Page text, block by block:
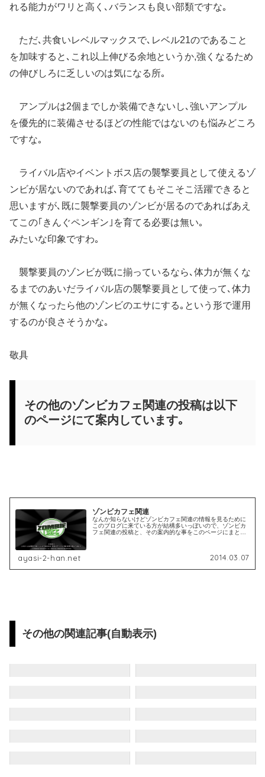
れる能力がワリと高く､バランスも良い部類ですな｡
ただ､共食いレベルマックスで､レベル21のであること
を加味すると､これ以上伸びる余地というか,強くなるため
の伸びしろに乏しいのは気になる所｡
アンプルは2個までしか装備できないし､強いアンプル
を優先的に装備させるほどの性能ではないのも悩みどころ
ですな｡
ライバル店やイベントボス店の襲撃要員として使えるゾ
ンビが居ないのであれば､育ててもそこそこ活躍できると
思いますが､既に襲撃要員のゾンビが居るのであればあえ
てこの｢きんぐペンギン｣を育てる必要は無い｡
みたいな印象ですわ｡
襲撃要員のゾンビが既に揃っているなら､体力が無くな
るまでのあいだライバル店の襲撃要員として使って､体力
が無くなったら他のゾンビのエサにする｡という形で運用
するのが良さそうかな｡
敬具
その他のゾンビカフェ関連の投稿は以下
のページにて案内しています｡
ゾンビカフェ関連
なんか知らないけどゾンビカフェ関連の情報を見るために
このブログに来ている方が結構多いっぽいので、ゾンビカ
フェ関連の投稿と、その案内的な事をこのページにまとめ
ayasi-2-han.net 2014.03.07
その他の関連記事(自動表示)